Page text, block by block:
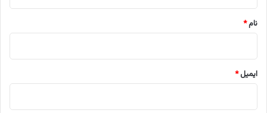
نام*
ایمیل*